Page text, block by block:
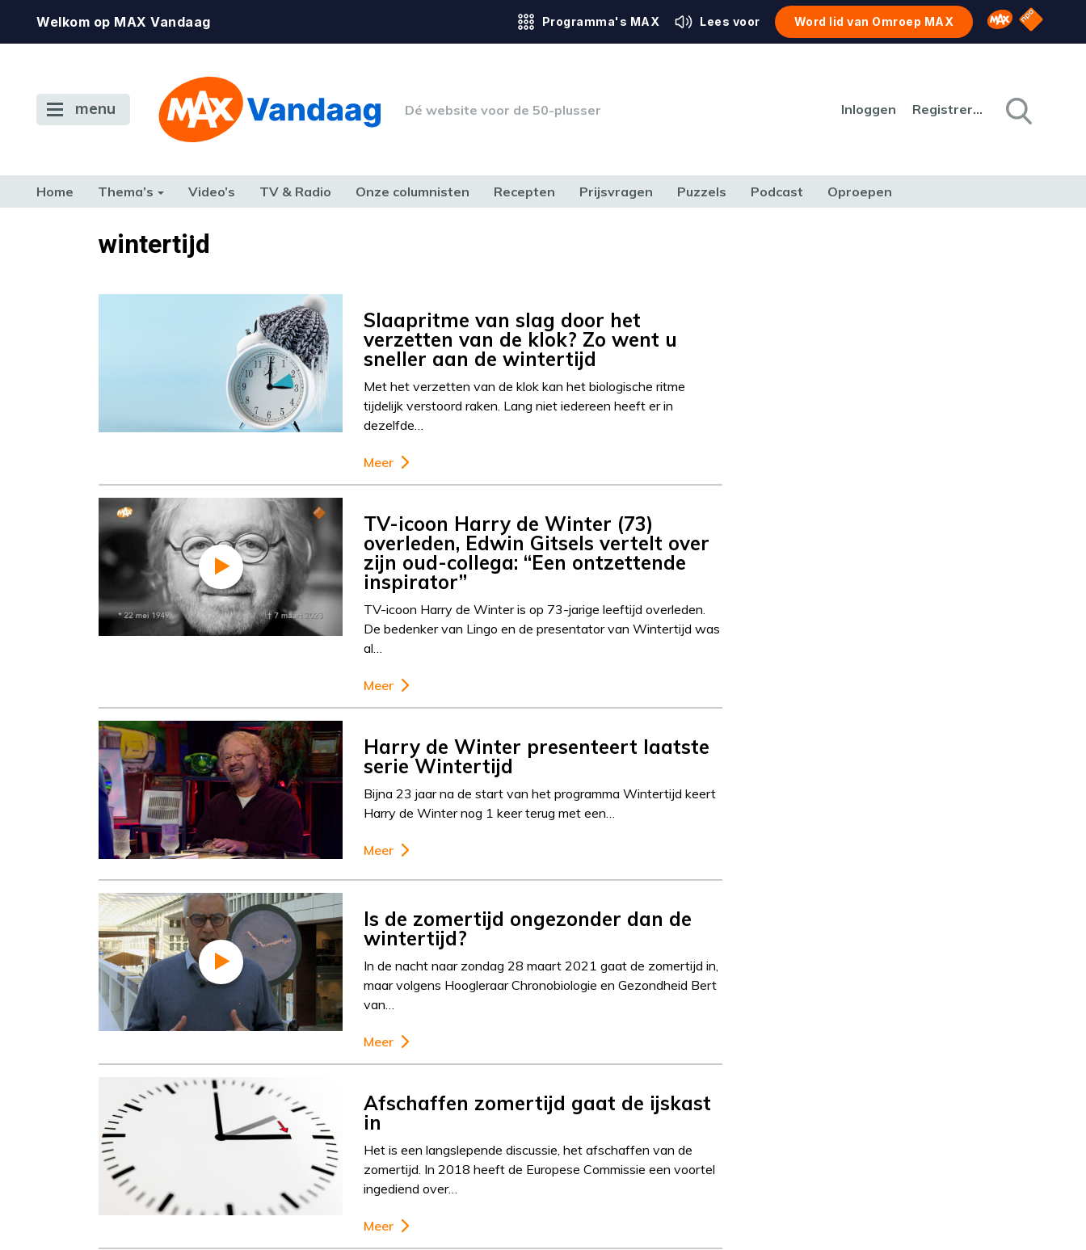
Welkom op MAX Vandaag Programma's MAX Lees voor Word lid van Omroep MAX Omroep MAX
NPO
menu Dé website voor de 50-plusser Inloggen Registreren
Home Thema’s Video’s TV & Radio Onze columnisten Recepten Prijsvragen Puzzels Podcast Oproepen
TERUG NAAR TOENwintertijd
Slaapritme van slag door het
verzetten van de klok? Zo went u
sneller aan de wintertijd
Met het verzetten van de klok kan het biologische ritme
tijdelijk verstoord raken. Lang niet iedereen heeft er in
dezelfde…
Meer
TV-icoon Harry de Winter (73)
overleden, Edwin Gitsels vertelt over
zijn oud-collega: “Een ontzettende
inspirator”
TV-icoon Harry de Winter is op 73-jarige leeftijd overleden.
De bedenker van Lingo en de presentator van Wintertijd was
al…
Meer
Harry de Winter presenteert laatste
serie Wintertijd
Bijna 23 jaar na de start van het programma Wintertijd keert
Harry de Winter nog 1 keer terug met een…
Meer
Is de zomertijd ongezonder dan de
wintertijd?
In de nacht naar zondag 28 maart 2021 gaat de zomertijd in,
maar volgens Hoogleraar Chronobiologie en Gezondheid Bert
van…
Meer
Afschaffen zomertijd gaat de ijskast
in
Het is een langslepende discussie, het afschaffen van de
zomertijd. In 2018 heeft de Europese Commissie een voortel
ingediend over…
Meer